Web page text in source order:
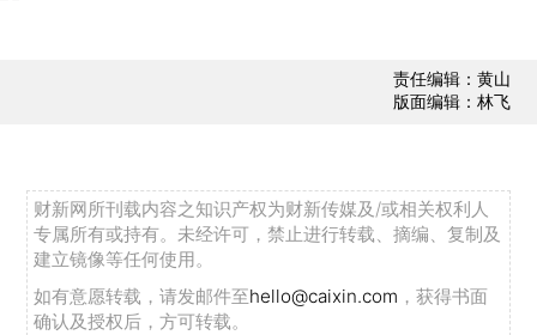
责任编辑：黄山
版面编辑：林飞
财新网所刊载内容之知识产权为财新传媒及/或相关权利人
专属所有或持有。未经许可，禁止进行转载、摘编、复制及
建立镜像等任何使用。
如有意愿转载，请发邮件至hello@caixin.com ，获得书面
确认及授权后，方可转载。